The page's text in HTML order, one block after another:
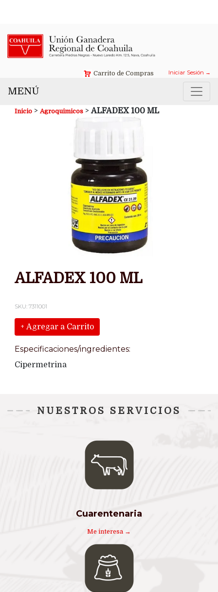
Carrito de Compras Iniciar Sesión →
MENÚ
Inicio >Agroquimicos >ALFADEX 100 ML
ALFADEX 100 ML
SKU: 7311001
+ Agregar a Carrito
Especificaciones/ingredientes:
Cipermetrina
NUESTROS SERVICIOS
Cuarentenaria
Me interesa →